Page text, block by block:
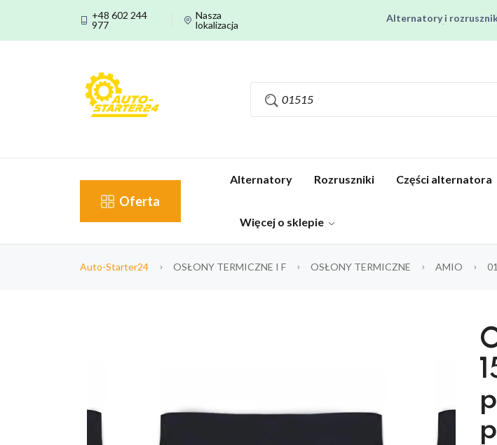
+48 602 244
977
Nasza
lokalizacja
Alternatory i
Pracujemy od poniedziałku do
Regenerujemy filtry
Oferta
Alternatory Rozruszniki Części alternatora
Więcej o sklepie
Auto-Starter24 OSŁONY TERMICZNE I F OSŁONY TERMICZNE AMIO